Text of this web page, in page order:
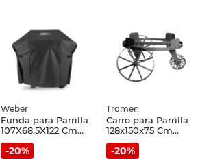
Weber
Funda para Parrilla
107X68.5X122 Cm
7138 Weber
-20%
Tromen
Carro para Parrilla
128x150x75 Cm
Duomo Tromen
-20%